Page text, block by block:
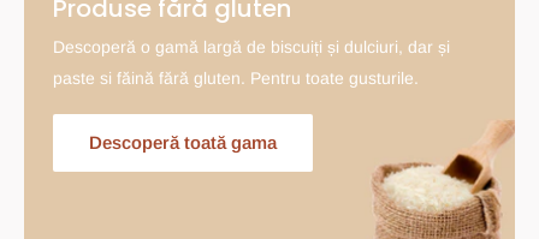
Produse fără gluten
Descoperă o gamă largă de biscuiți și dulciuri, dar și
paste si făină fără gluten. Pentru toate gusturile.
Descoperă toată gama